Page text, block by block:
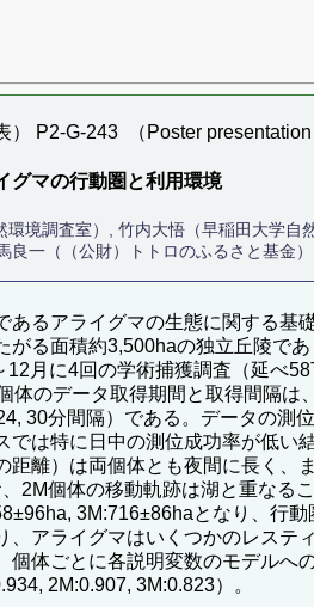
） P2-G-243 （Poster presentation
グマの行動圏と利用環境
環境調査室）, 竹内大悟（早稲田大学
良一（（公財）トトロのふるさと基金）
あるアライグマの生態に関する基
がる面積約3,500haの独立丘陵で
12月に4回の学術捕獲調査（延べ
体のデータ取得期間と取得間隔は
30分間隔）である。データの測
では特に日中の測位成功率が低い
距離）は両個体とも夜間に長く
2M個体の移動軌跡は湖と重なる
3M:716±86haとなり、行
、アライグマはいくつかのレステ
個体ごとに各説明変数のモデルへ
2M:0.907, 3M:0.823）。